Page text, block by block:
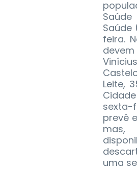
Saúde
feira.
Leite,
sexta-
prevê
mas,
uma